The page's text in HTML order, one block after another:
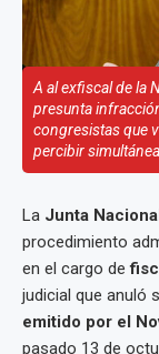
A al exfiscal de la
presunta
congresistas que
percibir
La Junta
procedimiento
en el cargo de
judicial que anuló
emitido por el
pasado 13 de